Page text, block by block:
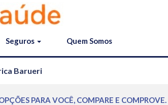
Seguros Quem Somos
Barueri
PARA VOCÊ, COMPARE E COMPROVE.